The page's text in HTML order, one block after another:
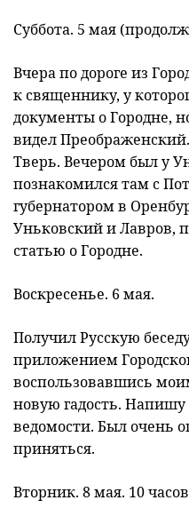
Суббота. 5 мая
Вчера по дороге из
к священнику, у
документы о Городне,
видел
Тверь. Вечером был у
познакомился там с
губернатором в
Уньковский и Лавров,
статью о Городне.
Воскресенье. 6 мая.
Получил Русскую
приложением
воспользовавшись
новую гадость. Напишу
ведомости. Был очень
приняться.
Вторник. 8 мая. 10